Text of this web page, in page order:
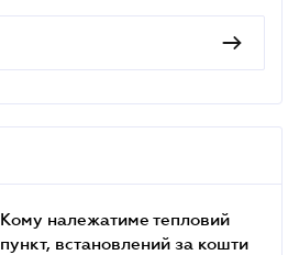
Кому належатиме тепловий
пункт, встановлений за кошти